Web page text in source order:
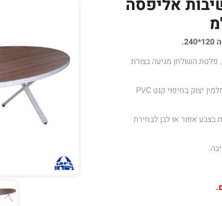
אליפסה
פלטת השולחן מגיעה בצורת
ביחידה אחת ובעובי 38 מ"מ סיבית מצופה מלמין יצוק בחיפוי קנט PVC
בצבע אפור או לבן לבחירת